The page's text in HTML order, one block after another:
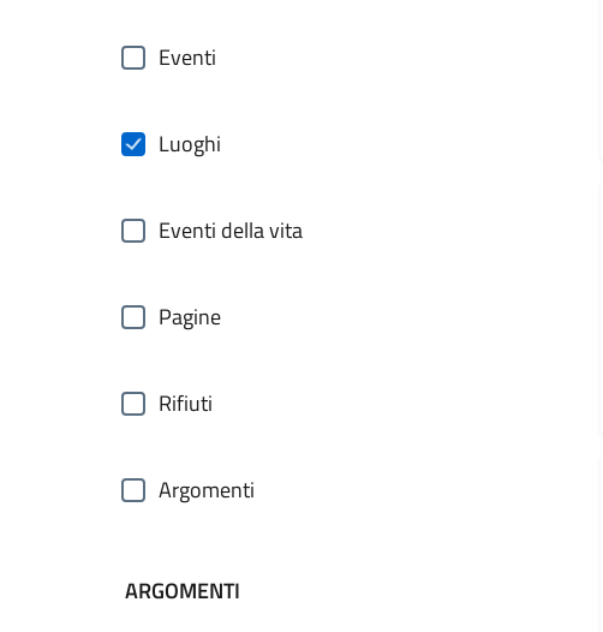
Eventi
Luoghi
Eventi della vita
Pagine
Rifiuti
Argomenti
ARGOMENTI